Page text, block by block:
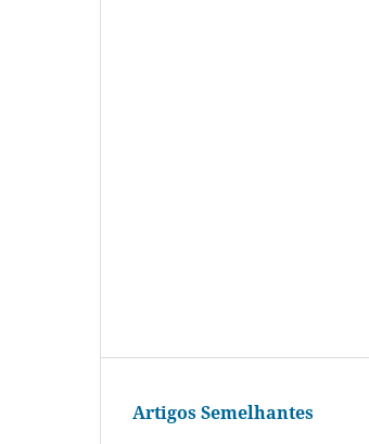
Artigos Semelhantes